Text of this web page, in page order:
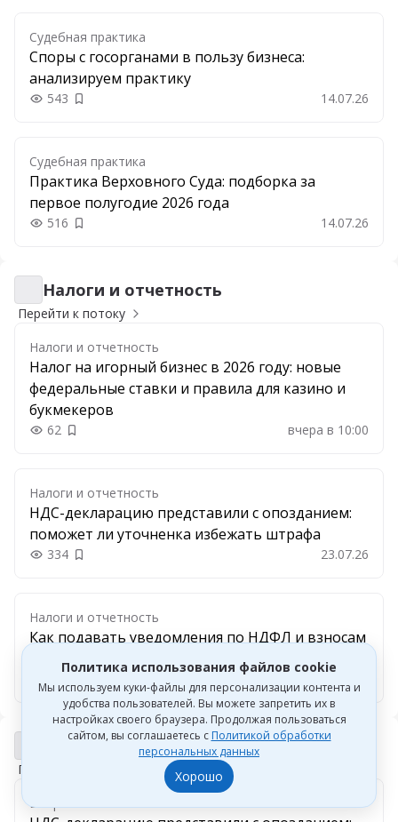
Судебная практика
Споры с госорганами в пользу бизнеса:
анализируем практику
543 Добавить в закладки 14.07.26
Судебная практика
Практика Верховного Суда: подборка за
первое полугодие 2026 года
516 Добавить в закладки 14.07.26
Налоги и отчетность
Налоги и отчетность
Перейти к потоку
Налоги и отчетность
Налог на игорный бизнес в 2026 году: новые
федеральные ставки и правила для казино и
букмекеров
62 Добавить в закладки вчера в 10:00
Налоги и отчетность
НДС-декларацию представили с опозданием:
поможет ли уточненка избежать штрафа
334 Добавить в закладки 23.07.26
Налоги и отчетность
Как подавать уведомления по НДФЛ и взносам
с 1 сентября
Добавить в закладки
Вопрос-ответ
Перейти к потоку
Вопрос-ответ
Политика использования файлов cookie
Мы используем куки-файлы для персонализации контента и
удобства пользователей. Вы можете запретить их в
настройках своего браузера. Продолжая пользоваться
сайтом, вы соглашаетесь с Политикой обработки
персональных данных
Хорошо